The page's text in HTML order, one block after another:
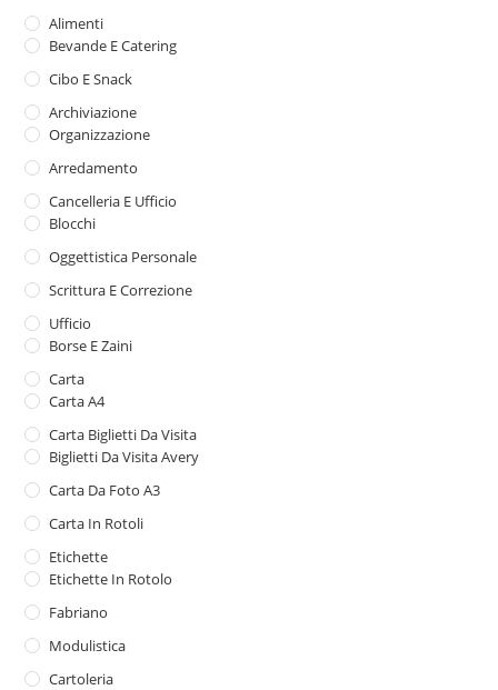
Alimenti
Bevande E Catering
Cibo E Snack
Archiviazione
Organizzazione
Arredamento
Cancelleria E Ufficio
Blocchi
Oggettistica Personale
Scrittura E Correzione
Ufficio
Borse E Zaini
Carta
Carta A4
Carta Biglietti Da Visita
Biglietti Da Visita Avery
Carta Da Foto A3
Carta In Rotoli
Etichette
Etichette In Rotolo
Fabriano
Modulistica
Cartoleria